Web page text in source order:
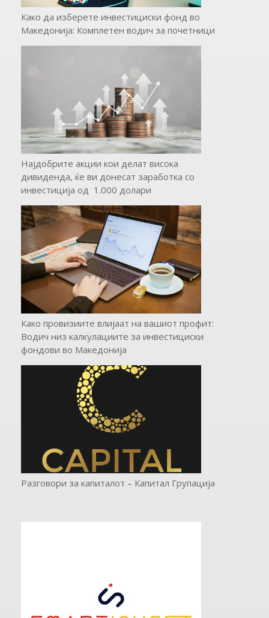
Како да изберете инвестициски фонд во
Македонија: Комплетен водич за почетници
Најдобрите акции кои делат висока
дивиденда, ќе ви донесат заработка со
инвестиција од 1.000 долари
Како провизиите влијаат на вашиот профит:
Водич низ калкулациите за инвестициски
фондови во Mакедонија
Разговори за капиталот – Капитал Групација